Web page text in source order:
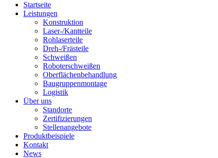
Startseite
Leistungen
Konstruktion
Laser-/Kantteile
Rohlaserteile
Dreh-/Frästeile
Schweißen
Roboterschweißen
Oberflächenbehandlung
Baugruppenmontage
Logistik
Über uns
Standorte
Zertifizierungen
Stellenangebote
Produktbeispiele
Kontakt
News